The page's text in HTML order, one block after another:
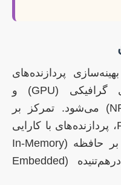
پردازنده‌های
مرکزی (CPU)، پردازنده‌های گرافیکی (GPU) و
واحدهای پردازش عصبی (NPU) می‌شود. تمرکز بر
معماری‌های جدید مانند RISC-V، پردازنده‌های با کارایی
انرژی بالا، معماری‌های مبتنی بر حافظه (In-Memory
Computing) و سیستم‌های درهم‌تنیده (Embedded